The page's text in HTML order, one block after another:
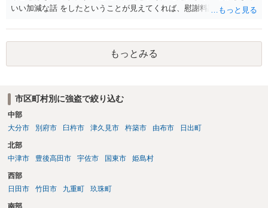
いい加減な話 をしたということが見えてくれば、慰謝料請求できるで
もっとみる
市区町村別に強盗で絞り込む
中部
大分市
別府市 臼杵市 津久見市 杵築市 由布市 日出町
北部
中津市
豊後高田市 宇佐市 国東市 姫島村
西部
日田市
竹田市 九重町 玖珠町
南部